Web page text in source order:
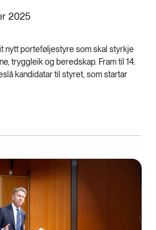
nytt porteføljestyre som skal styrkje
tryggleik og beredskap. Fram til 14.
kandidatar til styret, som startar
2025